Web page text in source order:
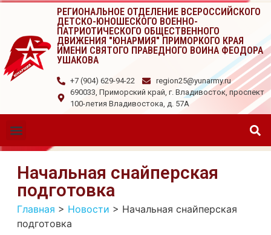
РЕГИОНАЛЬНОЕ ОТДЕЛЕНИЕ ВСЕРОССИЙСКОГО
ДЕТСКО-ЮНОШЕСКОГО ВОЕННО-
ПАТРИОТИЧЕСКОГО ОБЩЕСТВЕННОГО
ДВИЖЕНИЯ "ЮНАРМИЯ" ПРИМОРКОГО КРАЯ
ИМЕНИ СВЯТОГО ПРАВЕДНОГО ВОИНА ФЕОДОРА
УШАКОВА
+7 (904) 629-94-22
region25@yunarmy.ru
690033, Приморский край, г. Владивосток, проспект
100-летия Владивостока, д. 57А
Начальная снайперская
подготовка
Главная > Новости > Начальная снайперская
подготовка